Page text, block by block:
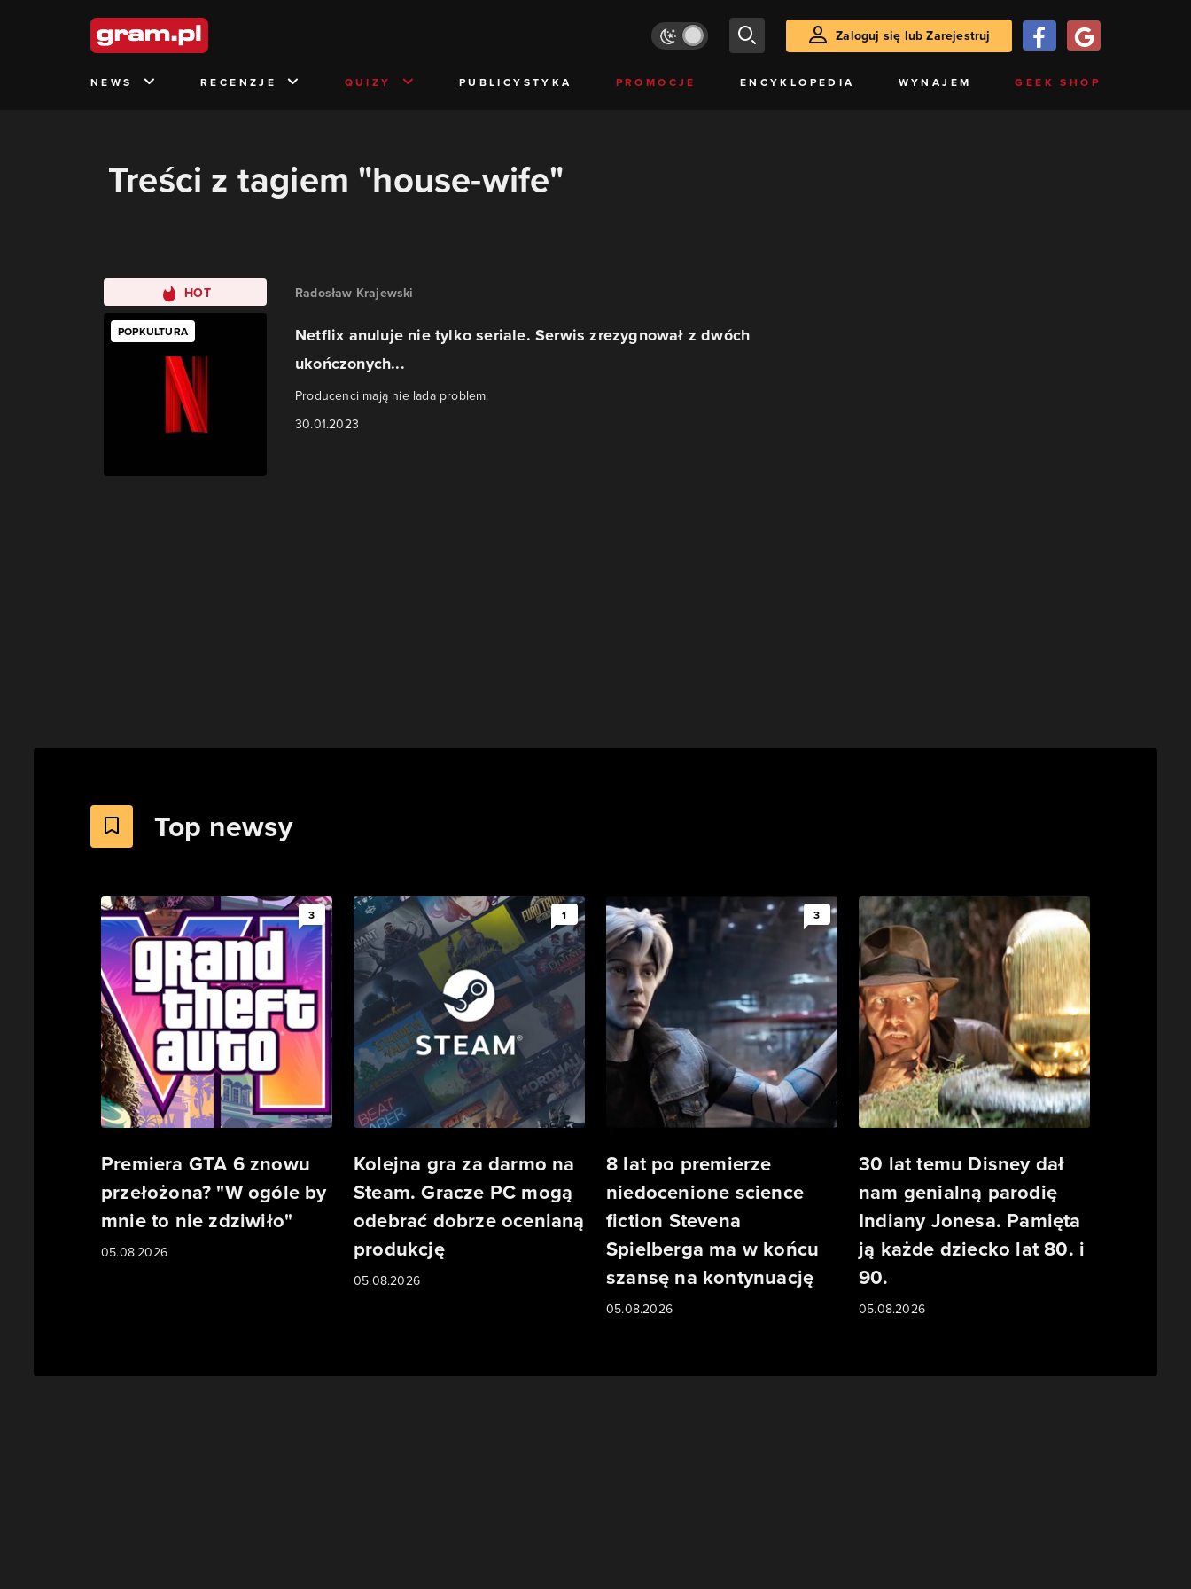
Zaloguj się lub Zarejestruj
NEWS RECENZJE QUIZY PUBLICYSTYKA PROMOCJE ENCYKLOPEDIA WYNAJEM GEEK SHOP
Treści z tagiem "house-wife"
HOT
POPKULTURA
Radosław Krajewski
Netflix anuluje nie tylko seriale. Serwis zrezygnował z dwóch
ukończonych...
Producenci mają nie lada problem.
30.01.2023
Top newsy
3
Premiera GTA 6 znowu
przełożona? "W ogóle by
mnie to nie zdziwiło"
05.08.2026
1
Kolejna gra za darmo na
Steam. Gracze PC mogą
odebrać dobrze ocenianą
produkcję
05.08.2026
3
8 lat po premierze
niedocenione science
fiction Stevena
Spielberga ma w końcu
szansę na kontynuację
05.08.2026
30 lat temu Disney dał
nam genialną parodię
Indiany Jonesa. Pamięta
ją każde dziecko lat 80. i
90.
05.08.2026